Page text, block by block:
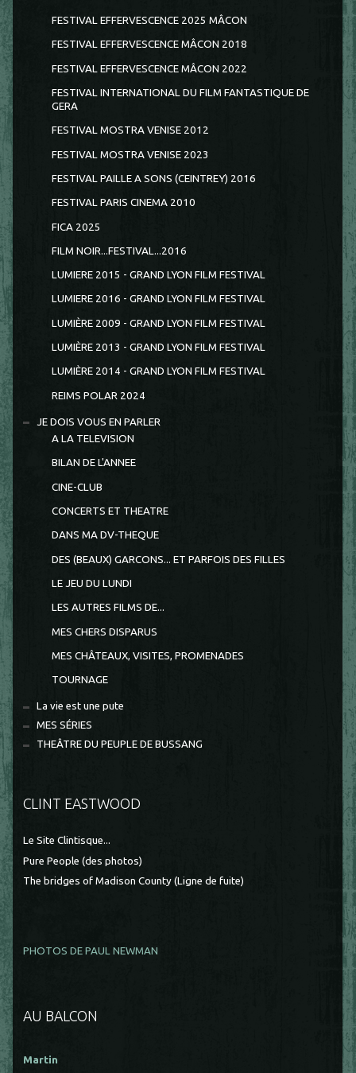
FESTIVAL EFFERVESCENCE 2025 MÂCON
FESTIVAL EFFERVESCENCE MÂCON 2018
FESTIVAL EFFERVESCENCE MÂCON 2022
FESTIVAL INTERNATIONAL DU FILM FANTASTIQUE DE
GERA
FESTIVAL MOSTRA VENISE 2012
FESTIVAL MOSTRA VENISE 2023
FESTIVAL PAILLE A SONS (CEINTREY) 2016
FESTIVAL PARIS CINEMA 2010
FICA 2025
FILM NOIR...FESTIVAL...2016
LUMIERE 2015 - GRAND LYON FILM FESTIVAL
LUMIERE 2016 - GRAND LYON FILM FESTIVAL
LUMIÈRE 2009 - GRAND LYON FILM FESTIVAL
LUMIÈRE 2013 - GRAND LYON FILM FESTIVAL
LUMIÈRE 2014 - GRAND LYON FILM FESTIVAL
REIMS POLAR 2024
JE DOIS VOUS EN PARLER
A LA TELEVISION
BILAN DE L'ANNEE
CINE-CLUB
CONCERTS ET THEATRE
DANS MA DV-THEQUE
DES (BEAUX) GARCONS... ET PARFOIS DES FILLES
LE JEU DU LUNDI
LES AUTRES FILMS DE...
MES CHERS DISPARUS
MES CHÂTEAUX, VISITES, PROMENADES
TOURNAGE
La vie est une pute
MES SÉRIES
THEÂTRE DU PEUPLE DE BUSSANG
CLINT EASTWOOD
Le Site Clintisque...
Pure People (des photos)
The bridges of Madison County (Ligne de fuite)
PHOTOS DE PAUL NEWMAN
AU BALCON
Martin